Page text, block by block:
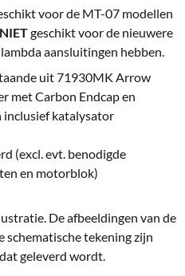
voor de MT-07 modellen
NIETgeschikt voor de nieuwere
aansluitingen hebben.
uit 71930MK Arrow
met Carbon Endcap en
inclusief katalysator
(excl. evt. benodigde
en motorblok)
De afbeeldingen van de
tekening zijn
geleverd wordt.